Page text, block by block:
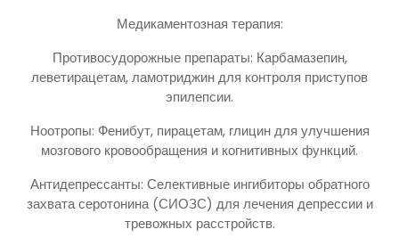
Медикаментозная терапия:
Противосудорожные препараты: Карбамазепин,
леветирацетам, ламотриджин для контроля приступов
эпилепсии.
Ноотропы: Фенибут, пирацетам, глицин для улучшения
мозгового кровообращения и когнитивных функций.
Антидепрессанты: Селективные ингибиторы обратного
захвата серотонина (СИОЗС) для лечения депрессии и
тревожных расстройств.